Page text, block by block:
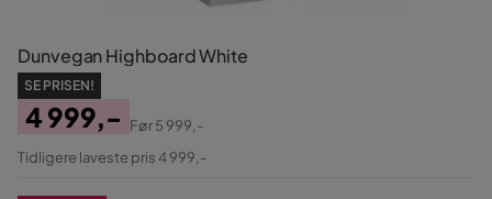
Dunvegan Highboard White
SE PRISEN!
Pris
4 999,-
Original
Før5 999,-
Tidligere laveste pris 4 999,-